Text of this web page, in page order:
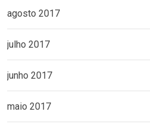
agosto 2017
julho 2017
junho 2017
maio 2017